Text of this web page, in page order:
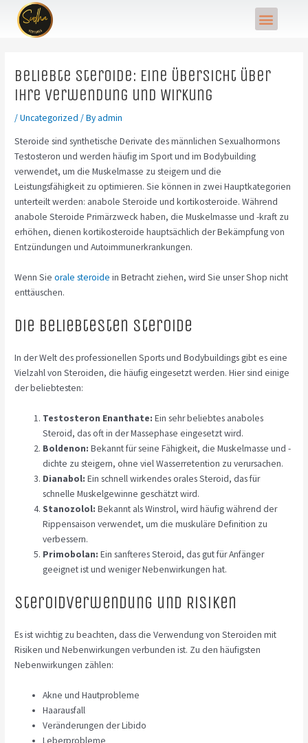
content
Menu
Beliebte Steroide: Eine Übersicht über
ihre Verwendung und Wirkung
/Uncategorized / Byadmin
Steroide sind synthetische Derivate des männlichen Sexualhormons
Testosteron und werden häufig im Sport und im Bodybuilding
verwendet, um die Muskelmasse zu steigern und die
Leistungsfähigkeit zu optimieren. Sie können in zwei Hauptkategorien
unterteilt werden: anabole Steroide und kortikosteroide. Während
anabole Steroide Primärzweck haben, die Muskelmasse und -kraft zu
erhöhen, dienen kortikosteroide hauptsächlich der Bekämpfung von
Entzündungen und Autoimmunerkrankungen.
Wenn Sieorale steroide in Betracht ziehen, wird Sie unser Shop nicht
enttäuschen.
Die beliebtesten Steroide
In der Welt des professionellen Sports und Bodybuildings gibt es eine
Vielzahl von Steroiden, die häufig eingesetzt werden. Hier sind einige
der beliebtesten:
Testosteron Enanthate: Ein sehr beliebtes anaboles
Steroid, das oft in der Massephase eingesetzt wird.
Boldenon: Bekannt für seine Fähigkeit, die Muskelmasse und -
dichte zu steigern, ohne viel Wasserretention zu verursachen.
Dianabol: Ein schnell wirkendes orales Steroid, das für
schnelle Muskelgewinne geschätzt wird.
Stanozolol: Bekannt als Winstrol, wird häufig während der
Rippensaison verwendet, um die muskuläre Definition zu
verbessern.
Primobolan: Ein sanfteres Steroid, das gut für Anfänger
geeignet ist und weniger Nebenwirkungen hat.
Steroidverwendung und Risiken
Es ist wichtig zu beachten, dass die Verwendung von Steroiden mit
Risiken und Nebenwirkungen verbunden ist. Zu den häufigsten
Nebenwirkungen zählen:
Akne und Hautprobleme
Haarausfall
Veränderungen der Libido
Leberprobleme
Post
navigation